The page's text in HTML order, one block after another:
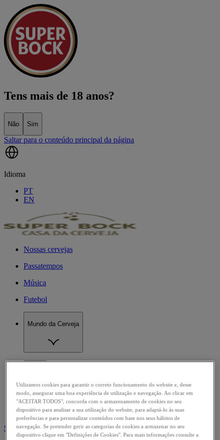
Tens mais de 18 anos?
Não Sim
Saltar para o conteúdo principal da página
Idioma
PT
EN
Nossas cervejas
Passatempos
Música
Futebol
Mundo da Cerveja
Super Bock/
Utilizamos cookies para garantir o correto funcionamento do website e, desse
modo, assegurar uma boa experiência de utilização e navegação. Ao clicar em
"ACEITAR TODOS", concorda com o armazenamento de cookies no seu
dispositivo para analisar a sua utilização do website, para adaptá-lo às suas
preferências e para personalizar conteúdos com base nos seus hábitos de
navegação. Se pretender gerir as categorias de cookies a armazenar no seu
dispositivo clique em "Definições de Cookies". Para mais informações consulte a